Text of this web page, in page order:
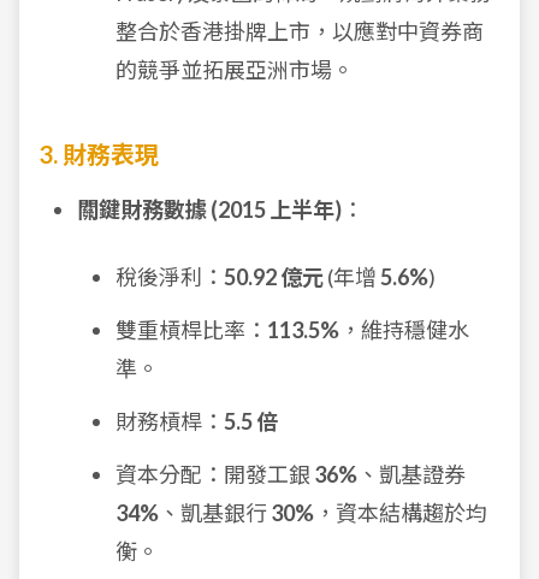
整合於香港掛牌上市，以應對中資券商
的競爭並拓展亞洲市場。
3. 財務表現
關鍵財務數據 (2015 上半年) ：
稅後淨利： 50.92 億元(年增5.6%)
雙重槓桿比率： 113.5% ，維持穩健水
準。
財務槓桿： 5.5 倍
資本分配：開發工銀 36% 、凱基證券
34% 、凱基銀行30% ，資本結構趨於均
衡。